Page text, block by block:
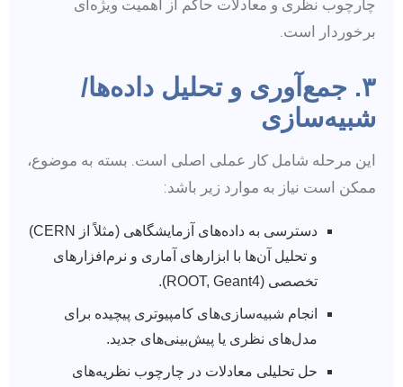
چارچوب نظری و معادلات حاکم از اهمیت ویژه‌ای
برخوردار است.
۳. جمع‌آوری و تحلیل داده‌ها/
شبیه‌سازی
این مرحله شامل کار عملی اصلی است. بسته به موضوع،
ممکن است نیاز به موارد زیر باشد:
دسترسی به داده‌های آزمایشگاهی (مثلاً از CERN)
و تحلیل آن‌ها با ابزارهای آماری و نرم‌افزارهای
تخصصی (ROOT, Geant4).
انجام شبیه‌سازی‌های کامپیوتری پیچیده برای
مدل‌های نظری یا پیش‌بینی‌های جدید.
حل تحلیلی معادلات در چارچوب نظریه‌های